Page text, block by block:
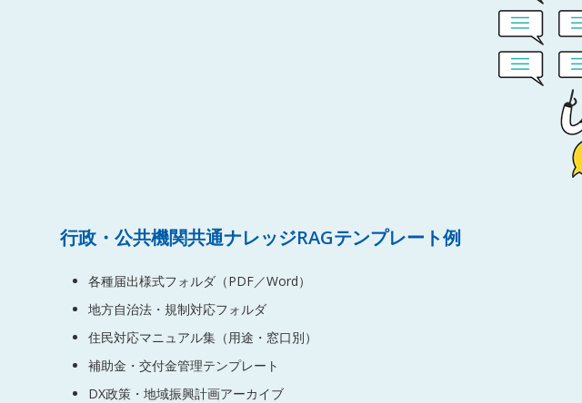
行政・公共機関共通ナレッジRAGテンプレート例
各種届出様式フォルダ（PDF／Word）
地方自治法・規制対応フォルダ
住民対応マニュアル集（用途・窓口別）
補助金・交付金管理テンプレート
DX政策・地域振興計画アーカイブ